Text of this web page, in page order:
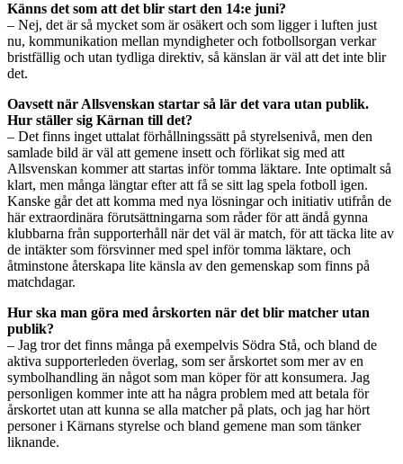
Känns det som att det blir start den 14:e juni?
– Nej, det är så mycket som är osäkert och som ligger i luften just
nu, kommunikation mellan myndigheter och fotbollsorgan verkar
bristfällig och utan tydliga direktiv, så känslan är väl att det inte blir
det.
Oavsett när Allsvenskan startar så lär det vara utan publik.
Hur ställer sig Kärnan till det?
– Det finns inget uttalat förhållningssätt på styrelsenivå, men den
samlade bild är väl att gemene insett och förlikat sig med att
Allsvenskan kommer att startas inför tomma läktare. Inte optimalt så
klart, men många längtar efter att få se sitt lag spela fotboll igen.
Kanske går det att komma med nya lösningar och initiativ utifrån de
här extraordinära förutsättningarna som råder för att ändå gynna
klubbarna från supporterhåll när det väl är match, för att täcka lite av
de intäkter som försvinner med spel inför tomma läktare, och
åtminstone återskapa lite känsla av den gemenskap som finns på
matchdagar.
Hur ska man göra med årskorten när det blir matcher utan
publik?
– Jag tror det finns många på exempelvis Södra Stå, och bland de
aktiva supporterleden överlag, som ser årskortet som mer av en
symbolhandling än något som man köper för att konsumera. Jag
personligen kommer inte att ha några problem med att betala för
årskortet utan att kunna se alla matcher på plats, och jag har hört
personer i Kärnans styrelse och bland gemene man som tänker
liknande.